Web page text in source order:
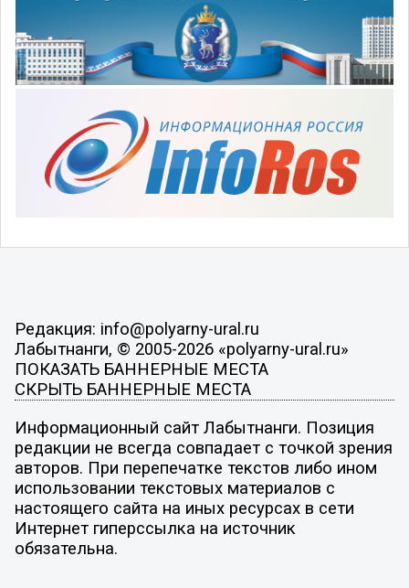
Редакция: info@polyarny-ural.ru
Лабытнанги, © 2005-2026 «polyarny-ural.ru»
ПОКАЗАТЬ БАННЕРНЫЕ МЕСТА
СКРЫТЬ БАННЕРНЫЕ МЕСТА
Информационный сайт Лабытнанги. Позиция
редакции не всегда совпадает с точкой зрения
авторов. При перепечатке текстов либо ином
использовании текстовых материалов с
настоящего сайта на иных ресурсах в сети
Интернет гиперссылка на источник
обязательна.